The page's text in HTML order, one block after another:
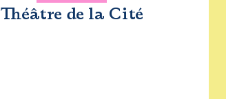
Théâtre de la Cité